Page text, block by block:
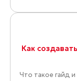
Как
Что такое гайд